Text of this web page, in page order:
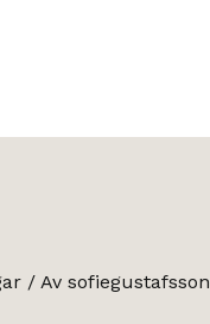
/ Av sofiegustafsson